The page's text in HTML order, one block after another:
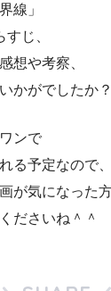
線」
じ、
想や考察、
かがでしたか？
ンで
る予定なので、
が気になった
ださいね＾＾